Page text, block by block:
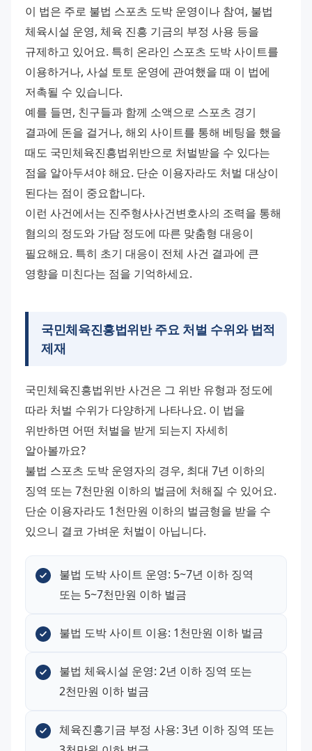
이 법은 주로 불법 스포츠 도박 운영이나 참여, 불법
체육시설 운영, 체육 진흥 기금의 부정 사용 등을
규제하고 있어요. 특히 온라인 스포츠 도박 사이트를
이용하거나, 사설 토토 운영에 관여했을 때 이 법에
저촉될 수 있습니다.
예를 들면, 친구들과 함께 소액으로 스포츠 경기
결과에 돈을 걸거나, 해외 사이트를 통해 베팅을 했을
때도 국민체육진흥법위반으로 처벌받을 수 있다는
점을 알아두셔야 해요. 단순 이용자라도 처벌 대상이
된다는 점이 중요합니다.
이런 사건에서는 진주형사사건변호사의 조력을 통해
혐의의 정도와 가담 정도에 따른 맞춤형 대응이
필요해요. 특히 초기 대응이 전체 사건 결과에 큰
영향을 미친다는 점을 기억하세요.
국민체육진흥법위반 주요 처벌 수위와 법적
제재
국민체육진흥법위반 사건은 그 위반 유형과 정도에
따라 처벌 수위가 다양하게 나타나요. 이 법을
위반하면 어떤 처벌을 받게 되는지 자세히
알아볼까요?
불법 스포츠 도박 운영자의 경우, 최대 7년 이하의
징역 또는 7천만원 이하의 벌금에 처해질 수 있어요.
단순 이용자라도 1천만원 이하의 벌금형을 받을 수
있으니 결코 가벼운 처벌이 아닙니다.
불법 도박 사이트 운영: 5~7년 이하 징역
또는 5~7천만원 이하 벌금
불법 도박 사이트 이용: 1천만원 이하 벌금
불법 체육시설 운영: 2년 이하 징역 또는
2천만원 이하 벌금
체육진흥기금 부정 사용: 3년 이하 징역 또는